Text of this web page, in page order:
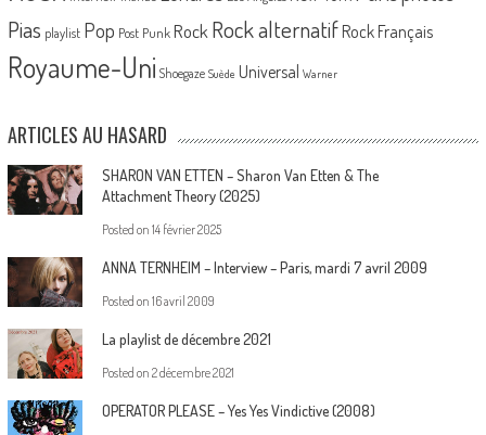
Pias playlist Pop Post Punk Rock Rock alternatif Rock Français
Royaume-Uni Shoegaze Suède Universal Warner
ARTICLES AU HASARD
SHARON VAN ETTEN – Sharon Van Etten & The
Attachment Theory (2025)
Posted on 14 février 2025
ANNA TERNHEIM – Interview – Paris, mardi 7 avril 2009
Posted on 16 avril 2009
La playlist de décembre 2021
Posted on 2 décembre 2021
OPERATOR PLEASE – Yes Yes Vindictive (2008)